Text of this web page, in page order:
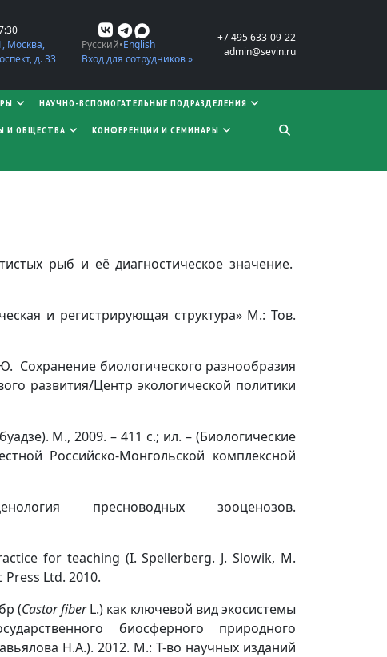
Москва,
д. 33
Русский English
Вход для сотрудников »
+7 495 633-09-22
admin@sevin.ru
НАУЧНО-ВСПОМОГАТЕЛЬНЫЕ ПОДРАЗДЕЛЕНИЯ
И ОБЩЕСТВА КОНФЕРЕНЦИИ И СЕМИНАРЫ
рыб и её диагностическое значение.
и регистрирующая структура» М.: Тов.
Сохранение биологического разнообразия
развития/Центр экологической политики
М., 2009. – 411 с.; ил. – (Биологические
Российско-Монгольской комплексной
пресноводных зооценозов.
for teaching (I. Spellerberg. J. Slowik, M.
Ltd. 2010.
(Сastor fiberL.) как ключевой вид экосистемы
биосферного природного
Н.А.). 2012. М.: Т-во научных изданий